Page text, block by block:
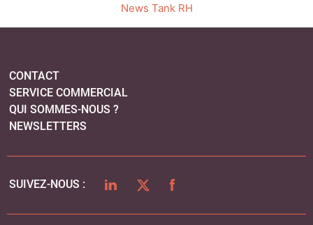
News Tank RH
CONTACT
SERVICE COMMERCIAL
QUI SOMMES-NOUS ?
NEWSLETTERS
SUIVEZ-NOUS : LINKEDINTWITTERFACEBOOK